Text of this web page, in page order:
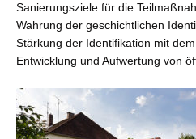
Sanierungsziele für die
Wahrung der geschichtlichen
Stärkung der Identifikation mit
Entwicklung und Aufwertung von